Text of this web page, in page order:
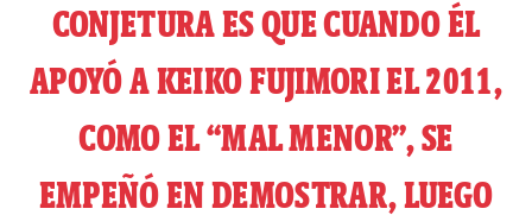
CONJETURA ES QUE CUANDO ÉL
APOYÓ A KEIKO FUJIMORI EL 2011,
COMO EL “MAL MENOR”, SE
EMPEÑÓ EN DEMOSTRAR, LUEGO